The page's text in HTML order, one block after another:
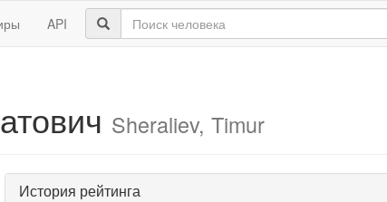
API
Sheraliev, Timur
История рейтинга